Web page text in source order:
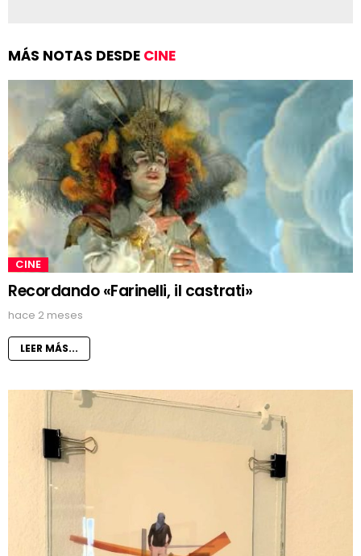
MÁS NOTAS DESDE CINE
CINE
Recordando «Farinelli, il castrati»
hace 2 meses
LEER MÁS...